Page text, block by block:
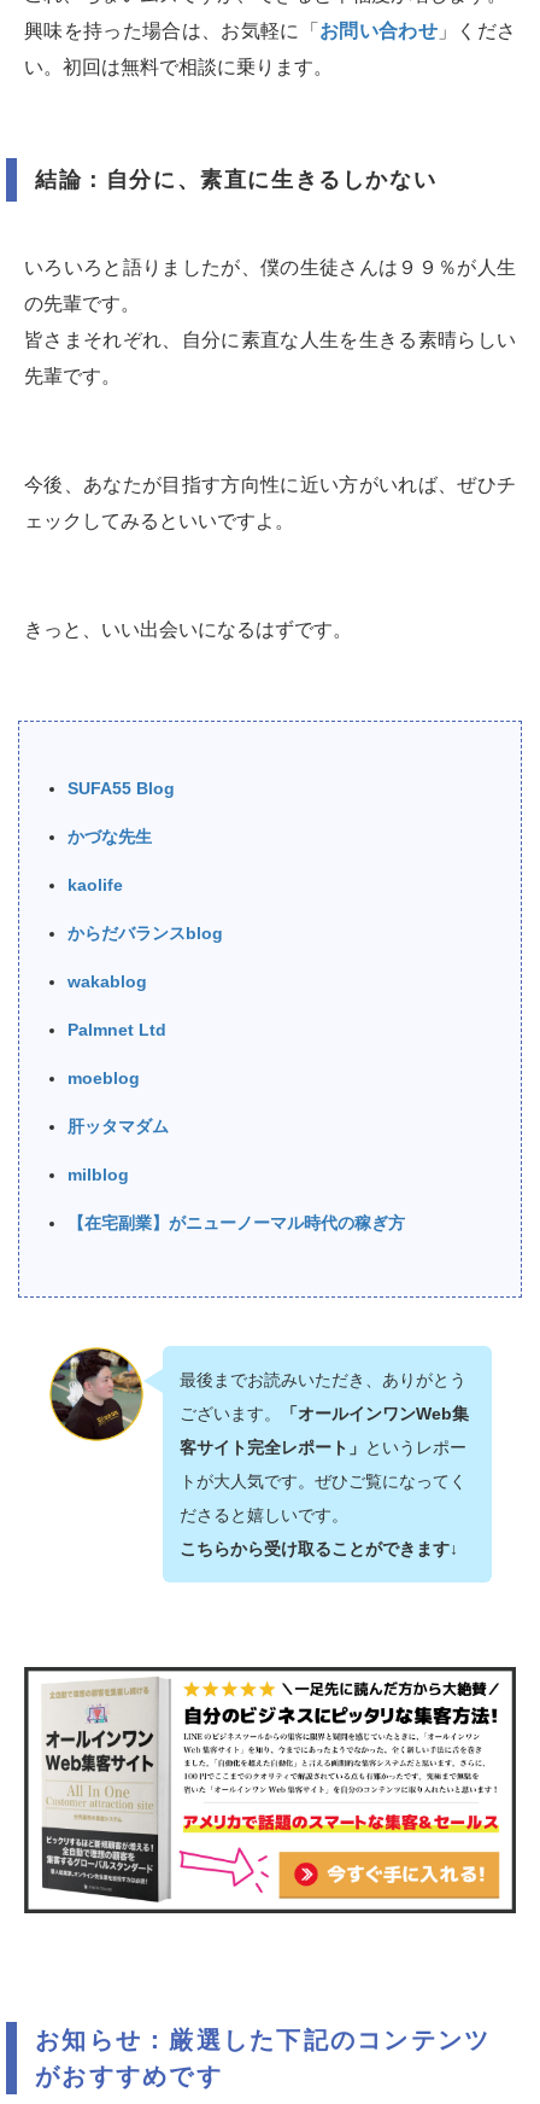
興味を持った場合は、お気軽に「 お問い合わせ 」くださ
い。初回は無料で相談に乗ります。
結論：自分に、素直に生きるしかない
いろいろと語りましたが、僕の生徒さんは９９％が人生
の先輩です。
皆さまそれぞれ、自分に素直な人生を生きる素晴らしい
先輩です。
今後、あなたが目指す方向性に近い方がいれば、ぜひチ
ェックしてみるといいですよ。
きっと、いい出会いになるはずです。
SUFA55 Blog
かづな先生
kaolife
からだバランスblog
wakablog
Palmnet Ltd
moeblog
肝ッタマダム
milblog
【在宅副業】がニューノーマル時代の稼ぎ方
最後までお読みいただき、ありがとう
ございます。
「オールインワンWeb集
客サイト完全レポート」 というレポー
トが大人気です。ぜひご覧になってく
ださると嬉しいです。
こちらから受け取ることができます↓
お知らせ：厳選した下記のコンテンツ
がおすすめです